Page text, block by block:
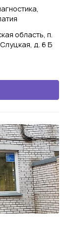
область, п.
д. 6 Б